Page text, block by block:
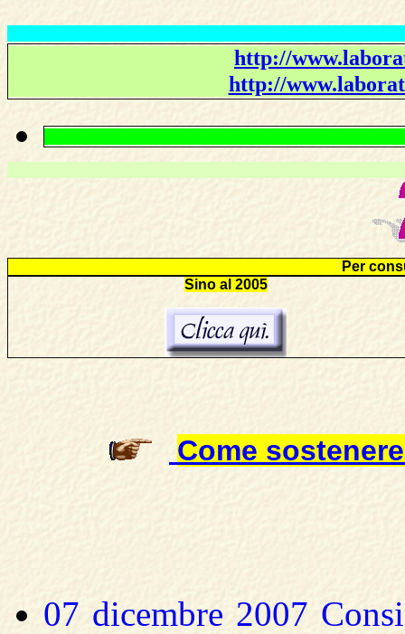
http://
http://
Per
Sino al 2005
Come
07 dicembre 2007